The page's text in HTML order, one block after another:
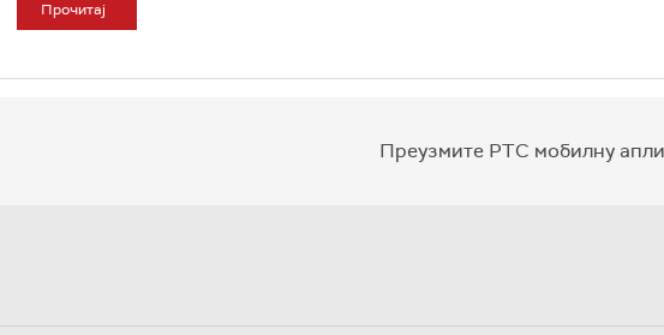
Прочитај
Преузмите РТС мобилну